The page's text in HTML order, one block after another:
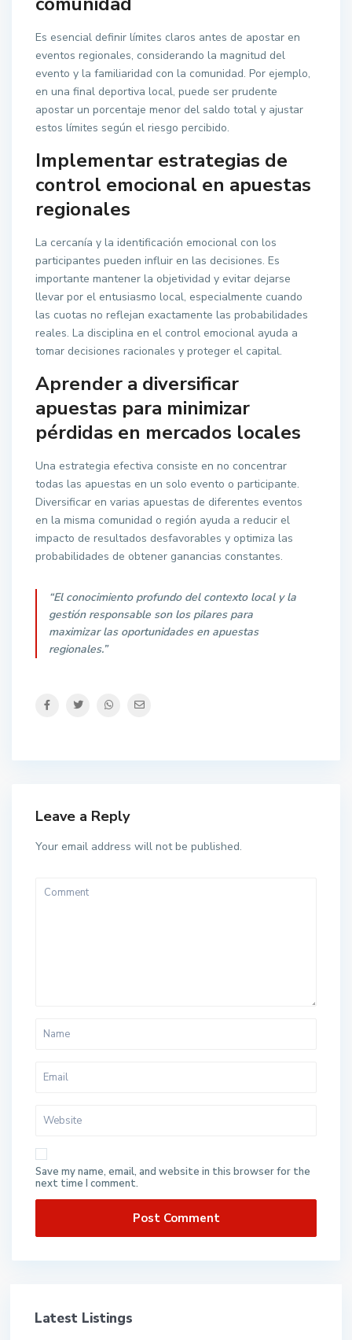
Es esencial definir límites claros antes de apostar en
eventos regionales, considerando la magnitud del
evento y la familiaridad con la comunidad. Por ejemplo,
en una final deportiva local, puede ser prudente
apostar un porcentaje menor del saldo total y ajustar
estos límites según el riesgo percibido.
Implementar estrategias de
control emocional en apuestas
regionales
La cercanía y la identificación emocional con los
participantes pueden influir en las decisiones. Es
importante mantener la objetividad y evitar dejarse
llevar por el entusiasmo local, especialmente cuando
las cuotas no reflejan exactamente las probabilidades
reales. La disciplina en el control emocional ayuda a
tomar decisiones racionales y proteger el capital.
Aprender a diversificar
apuestas para minimizar
pérdidas en mercados locales
Una estrategia efectiva consiste en no concentrar
todas las apuestas en un solo evento o participante.
Diversificar en varias apuestas de diferentes eventos
en la misma comunidad o región ayuda a reducir el
impacto de resultados desfavorables y optimiza las
probabilidades de obtener ganancias constantes.
“El conocimiento profundo del contexto local y la
gestión responsable son los pilares para
maximizar las oportunidades en apuestas
regionales.”
Leave a Reply
Your email address will not be published.
Save my name, email, and website in this browser for the
next time I comment.
Latest Listings